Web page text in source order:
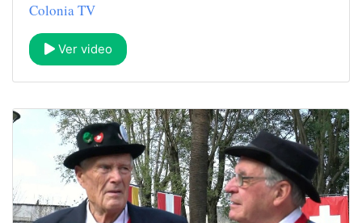
Colonia TV
Ver video